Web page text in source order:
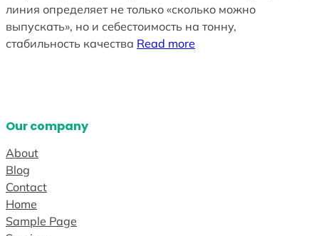
линия определяет не только «сколько можно
выпускать», но и себестоимость на тонну,
стабильность качества Read more
Our company
About
Blog
Contact
Home
Sample Page